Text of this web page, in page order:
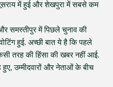
में हुई और शेखपुरा में सबसे कम
समस्तीपुर में पिछले चुनाव की
हुई. अच्छी बात ये है कि पहले
तरह की हिंसा की खबर नहीं आई.
उम्मीदवारों और नेताओं के बीच